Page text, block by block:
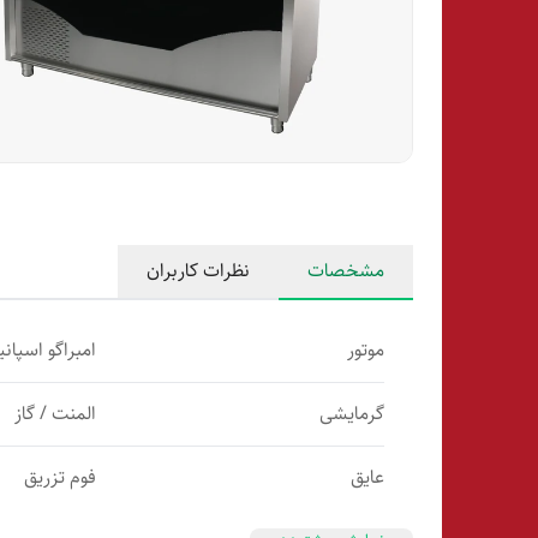
مشخصات نظرات کاربران
موتور امبراگو
گرمایشی المنت / گاز
عایق فوم تزریق